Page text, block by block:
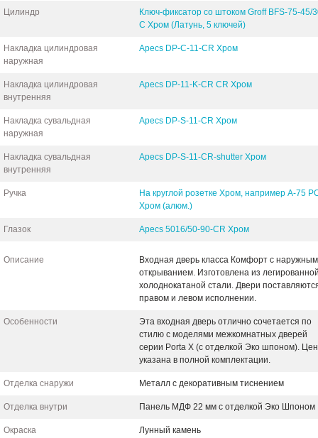
Цилиндр
Ключ-фиксатор со штоком Groff BFS-75-45/
C Хром (Латунь, 5 ключей)
Накладка цилиндровая
наружная
Apecs DP-C-11-CR Хром
Накладка цилиндровая
внутренняя
Apecs DP-11-K-CR CR Хром
Накладка сувальдная
наружная
Apecs DP-S-11-CR Хром
Накладка сувальдная
внутренняя
Apecs DP-S-11-CR-shutter Хром
Ручка
На круглой розетке Хром, например A-75
Хром (алюм.)
Глазок Apecs 5016/50-90-CR Хром
Описание
Входная дверь класса Комфорт с наружным
открыванием. Изготовлена из
холоднокатаной стали. Двери
правом и левом исполнении.
Особенности
Эта входная дверь отлично сочетается по
стилю с моделями межкомнатных дверей
серии Porta X (с отделкой Эко шпоном).
указана в полной комплектации.
Отделка снаружи Металл с декоративным тиснением
Отделка внутри Панель МДФ 22 мм с отделкой Эко Шпоном
Окраска Лунный камень